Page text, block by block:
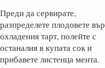
Преди да сервирате,
разпределете плодовете
охладения тарт, полейте с
останалия в купата сок и
прибавете листенца мента.